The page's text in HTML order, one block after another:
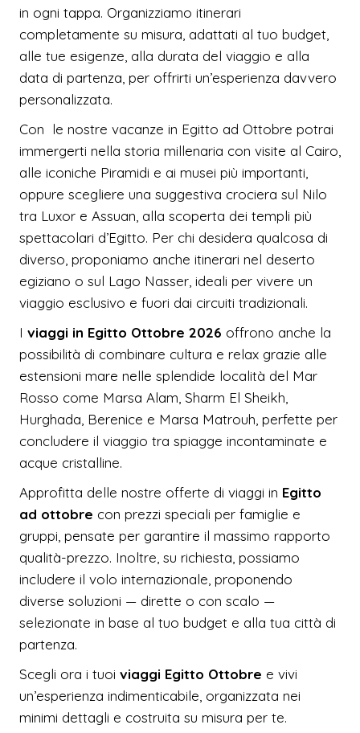
in ogni tappa. Organizziamo itinerari
completamente su misura, adattati al tuo budget,
alle tue esigenze, alla durata del viaggio e alla
data di partenza, per offrirti un’esperienza davvero
personalizzata.
Con le nostre vacanze in Egitto ad Ottobre potrai
immergerti nella storia millenaria con visite al Cairo,
alle iconiche Piramidi e ai musei più importanti,
oppure scegliere una suggestiva crociera sul Nilo
tra Luxor e Assuan, alla scoperta dei templi più
spettacolari d’Egitto. Per chi desidera qualcosa di
diverso, proponiamo anche itinerari nel deserto
egiziano o sul Lago Nasser, ideali per vivere un
viaggio esclusivo e fuori dai circuiti tradizionali.
I viaggi in Egitto Ottobre 2026 offrono anche la
possibilità di combinare cultura e relax grazie alle
estensioni mare nelle splendide località del Mar
Rosso come Marsa Alam, Sharm El Sheikh,
Hurghada, Berenice e Marsa Matrouh, perfette per
concludere il viaggio tra spiagge incontaminate e
acque cristalline.
Approfitta delle nostre offerte di viaggi in Egitto
ad ottobre con prezzi speciali per famiglie e
gruppi, pensate per garantire il massimo rapporto
qualità-prezzo. Inoltre, su richiesta, possiamo
includere il volo internazionale, proponendo
diverse soluzioni — dirette o con scalo —
selezionate in base al tuo budget e alla tua città di
partenza.
Scegli ora i tuoi viaggi Egitto Ottobre e vivi
un’esperienza indimenticabile, organizzata nei
minimi dettagli e costruita su misura per te.